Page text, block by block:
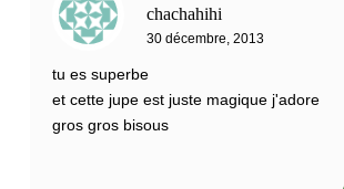
chachahihi
30 décembre, 2013
tu es superbe
et cette jupe est juste magique j'adore
gros gros bisous